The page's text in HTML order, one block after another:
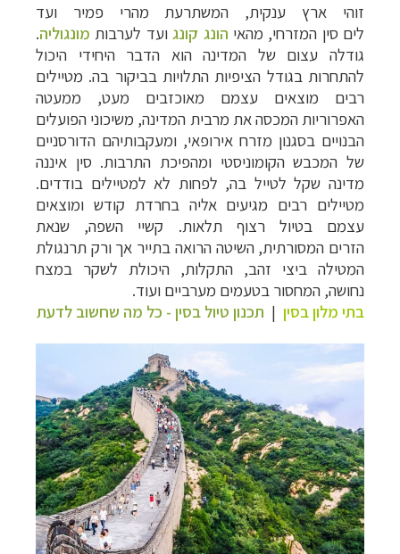
זוהי ארץ ענקית, המשתרעת מהרי פמיר ועד
לים סין המזרחי, מהאי הונג קונגועד לערבות מונגוליה.
גודלה עצום של המדינה הוא הדבר היחידי היכול
להתחרות בגודל הציפיות התלויות בביקור בה. מטיילים
רבים מוצאים עצמם מאוכזבים מעט, ממעטה
האפרוריות המכסה את מרבית המדינה, משיכוני הפועלים
הבנויים בסגנון מזרח אירופאי, ומעקבותיהם הדורסניים
של המכבש הקומוניסטי ומהפיכת התרבות. סין איננה
מדינה שקל לטייל בה, לפחות לא למטיילים בודדים.
מטיילים רבים מגיעים אליה בחרדת קודש ומוצאים
עצמם בטיול רצוף תלאות. קשיי השפה, שנאת
הזרים המסורתית, השיטה הרואה בתייר אך ורק תרנגולת
המטילה ביצי זהב, התקלות, היכולת לשקר במצח
נחושה, המחסור בטעמים מערביים ועוד.
בתי מלון בסין | תכנון טיול בסין - כל מה שחשוב לדעת
תכנוןטיולים למזרח הרחוקלחצו לרשימת יעדים »
תכנוןטיולים לפולינזיה הצרפתיתלחצו לפרטים »
תכנוןטיולים לאוסטרליה וניו זילנד לחצו לרשימת
ההצעות »